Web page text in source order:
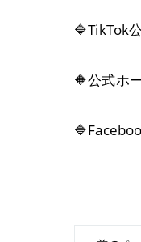
🔷TikTok
🔶公式ホ